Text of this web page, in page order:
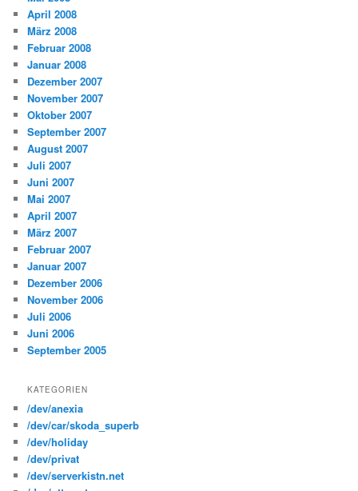
April 2008
März 2008
Februar 2008
Januar 2008
Dezember 2007
November 2007
Oktober 2007
September 2007
August 2007
Juli 2007
Juni 2007
Mai 2007
April 2007
März 2007
Februar 2007
Januar 2007
Dezember 2006
November 2006
Juli 2006
Juni 2006
September 2005
KATEGORIEN
/dev/anexia
/dev/car/skoda_superb
/dev/holiday
/dev/privat
/dev/serverkistn.net